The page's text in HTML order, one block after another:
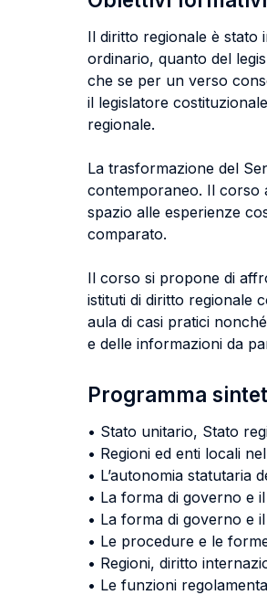
Il diritto regionale è stato
ordinario, quanto del
che se per un verso
il legislatore
regionale.
La trasformazione del
contemporaneo. Il corso
spazio alle esperienze
comparato.
Il corso si propone di
istituti di diritto regionale
aula di casi pratici
e delle informazioni da
Programma
• Stato unitario, Stato
• Regioni ed enti locali
• L’autonomia statutaria
• La forma di governo e
• La forma di governo e
• Le procedure e le
• Regioni, diritto
• Le funzioni